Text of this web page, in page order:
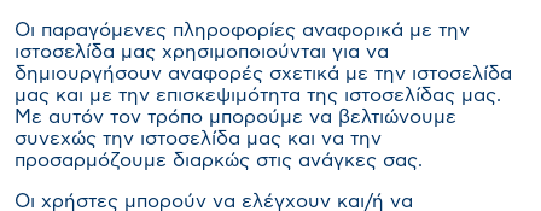
Οι παραγόμενες πληροφορίες αναφορικά με την
ιστοσελίδα μας χρησιμοποιούνται για να
δημιουργήσουν αναφορές σχετικά με την ιστοσελίδα
μας και με την επισκεψιμότητα της ιστοσελίδας μας.
Με αυτόν τον τρόπο μπορούμε να βελτιώνουμε
συνεχώς την ιστοσελίδα μας και να την
προσαρμόζουμε διαρκώς στις ανάγκες σας.
Οι χρήστες μπορούν να ελέγχουν και/ή να